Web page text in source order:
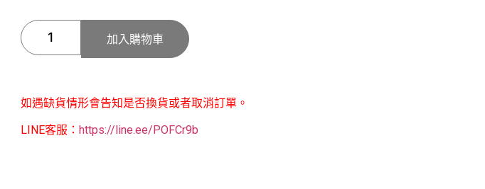
加入購物車
如遇缺貨情形會告知是否換貨或者取消訂單。
LINE客服： https://line.ee/POFCr9b